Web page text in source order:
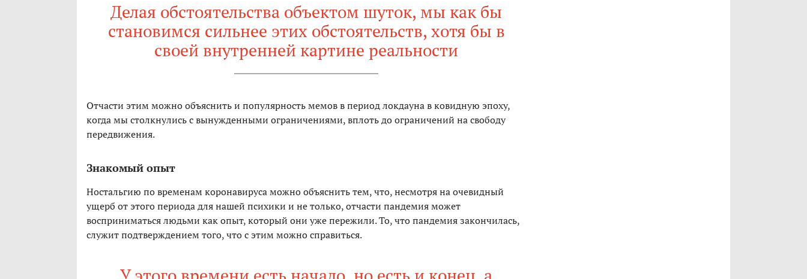
Делая обстоятельства объектом шуток, мы как бы
становимся сильнее этих обстоятельств, хотя бы в
своей внутренней картине реальности
Отчасти этим можно объяснить и популярность мемов в период локдауна в ковидную эпоху,
когда мы столкнулись с вынужденными ограничениями, вплоть до ограничений на свободу
передвижения.
Знакомый опыт
Ностальгию по временам коронавируса можно объяснить тем, что, несмотря на очевидный
ущерб от этого периода для нашей психики и не только, отчасти пандемия может
восприниматься людьми как опыт, который они уже пережили. То, что пандемия закончилась,
служит подтверждением того, что с этим можно справиться.